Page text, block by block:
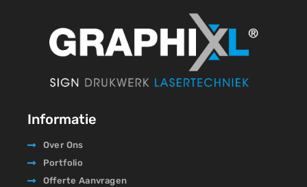
Informatie
Over Ons
Portfolio
Offerte Aanvragen